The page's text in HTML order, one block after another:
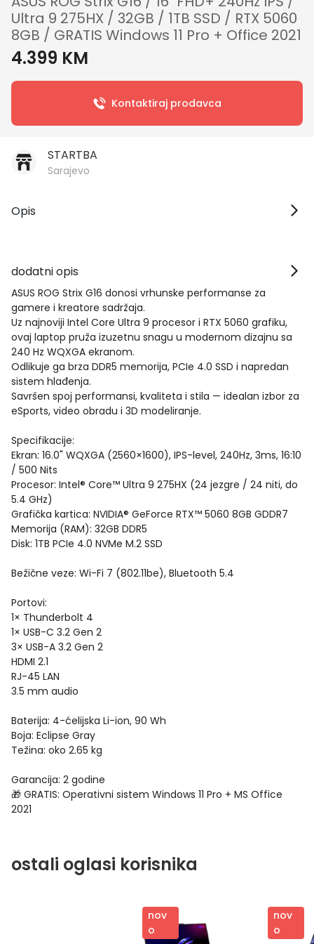
Ultra 9 275HX / 32GB / 1TB SSD / RTX 5060
8GB / GRATIS Windows 11 Pro + Office 2021
4.399 KM
Kontaktiraj prodavca
STARTBA
Sarajevo
Opis
dodatni opis
ASUS ROG Strix G16 donosi vrhunske performanse za
gamere i kreatore sadržaja.
Uz najnoviji Intel Core Ultra 9 procesor i RTX 5060 grafiku,
ovaj laptop pruža izuzetnu snagu u modernom dizajnu sa
240 Hz WQXGA ekranom.
Odlikuje ga brza DDR5 memorija, PCIe 4.0 SSD i napredan
sistem hlađenja.
Savršen spoj performansi, kvaliteta i stila — idealan izbor za
eSports, video obradu i 3D modeliranje.
Specifikacije:
Ekran: 16.0" WQXGA (2560×1600), IPS-level, 240Hz, 3ms, 16:10
/ 500 Nits
Procesor: Intel® Core™ Ultra 9 275HX (24 jezgre / 24 niti, do
5.4 GHz)
Grafička kartica: NVIDIA® GeForce RTX™ 5060 8GB GDDR7
Memorija (RAM): 32GB DDR5
Disk: 1TB PCIe 4.0 NVMe M.2 SSD
Bežične veze: Wi-Fi 7 (802.11be), Bluetooth 5.4
Portovi:
1× Thunderbolt 4
1× USB-C 3.2 Gen 2
3× USB-A 3.2 Gen 2
HDMI 2.1
RJ-45 LAN
3.5 mm audio
Baterija: 4-ćelijska Li-ion, 90 Wh
Boja: Eclipse Gray
Težina: oko 2.65 kg
Garancija: 2 godine
🎁 GRATIS: Operativni sistem Windows 11 Pro + MS Office
2021
ostali oglasi korisnika
nov
o
nov
o